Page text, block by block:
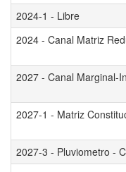
2024-1 - Libre
2024 - Canal Matriz
2027 - Canal Marginal-
2027-1 - Matriz
2027-3 - Pluviometro -